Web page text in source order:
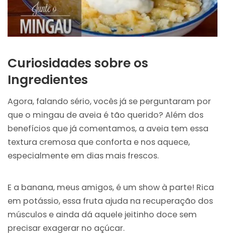
Curiosidades sobre os
Ingredientes
Agora, falando sério, vocês já se perguntaram por
que o mingau de aveia é tão querido? Além dos
benefícios que já comentamos, a aveia tem essa
textura cremosa que conforta e nos aquece,
especialmente em dias mais frescos.
E a banana, meus amigos, é um show à parte! Rica
em potássio, essa fruta ajuda na recuperação dos
músculos e ainda dá aquele jeitinho doce sem
precisar exagerar no açúcar.